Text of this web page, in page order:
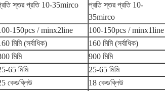
স্তর প্রতি 10-35mirco
প্রতি স্তর প্রতি 10-
35mirco
150pcs / minx2line
100-150pcs / minx1line
মিমি (সর্বাধিক)
160 মিমি (সর্বাধিক)
মিমি
900 মিমি
65 মিমি
25-65 মিমি
কেডব্লিউ
18 কেডব্লিউ